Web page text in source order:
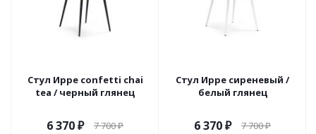
Стул Ирре confetti chai
tea / черный глянец
6 370₽ 7 700₽
Стул Ирре сиреневый /
белый глянец
6 370₽ 7 700₽